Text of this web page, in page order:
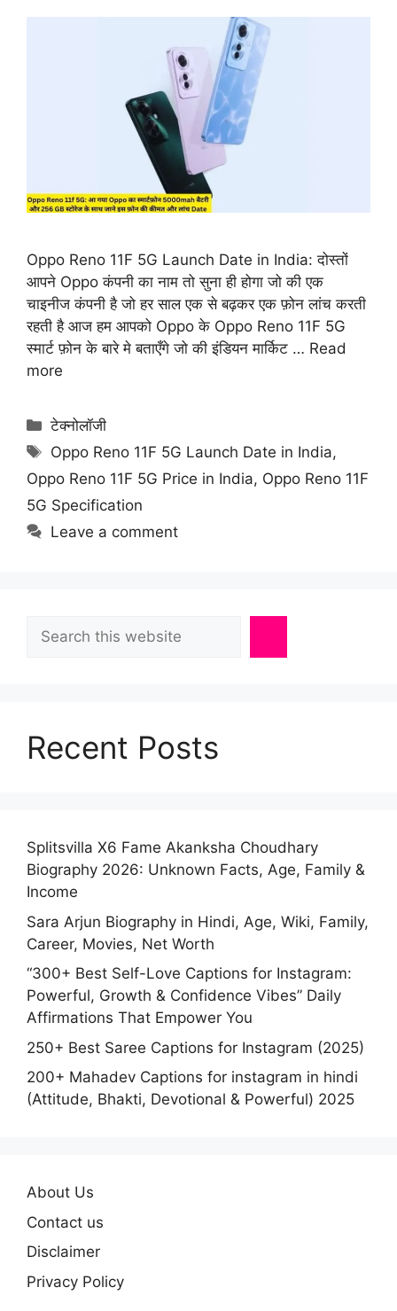
Oppo Reno 11F 5G Launch Date in India: दोस्तों
आपने Oppo कंपनी का नाम तो सुना ही होगा जो की एक
चाइनीज कंपनी है जो हर साल एक से बढ़कर एक फ़ोन लांच करती
रहती है आज हम आपको Oppo के Oppo Reno 11F 5G
स्मार्ट फ़ोन के बारे मे बताएँगे जो की इंडियन मार्किट … Read
more
Categories
टेक्नोलॉजी
Tags
Oppo Reno 11F 5G Launch Date in India,
Oppo Reno 11F 5G Price in India, Oppo Reno 11F
5G Specification
Leave a comment
Search
Recent Posts
Splitsvilla X6 Fame Akanksha Choudhary
Biography 2026: Unknown Facts, Age, Family &
Income
Sara Arjun Biography in Hindi, Age, Wiki, Family,
Career, Movies, Net Worth
“300+ Best Self-Love Captions for Instagram:
Powerful, Growth & Confidence Vibes” Daily
Affirmations That Empower You
250+ Best Saree Captions for Instagram (2025)
200+ Mahadev Captions for instagram in hindi
(Attitude, Bhakti, Devotional & Powerful) 2025
About Us
Contact us
Disclaimer
Privacy Policy